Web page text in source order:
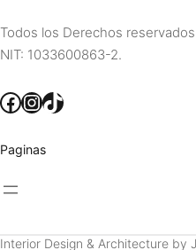
Todos los Derechos reservados
NIT: 1033600863-2.
Facebook InstagramTikTok
Paginas
Interior Design & Architecture by